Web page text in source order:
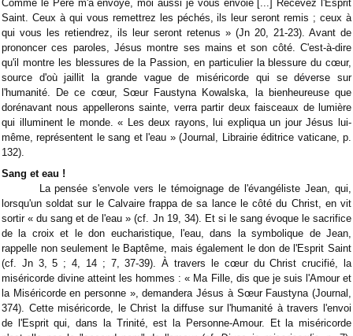
Comme le Père m'a envoyé, moi aussi je vous envoie [...] Recevez l'Esprit
Saint. Ceux à qui vous remettrez les péchés, ils leur seront remis ; ceux à
qui vous les retiendrez, ils leur seront retenus » (Jn 20, 21-23). Avant de
prononcer ces paroles, Jésus montre ses mains et son côté. C'est-à-dire
qu'il montre les blessures de la Passion, en particulier la blessure du cœur,
source d'où jaillit la grande vague de miséricorde qui se déverse sur
l'humanité. De ce cœur, Sœur Faustyna Kowalska, la bienheureuse que
dorénavant nous appellerons sainte, verra partir deux faisceaux de lumière
qui illuminent le monde. « Les deux rayons, lui expliqua un jour Jésus lui-
même, représentent le sang et l'eau » (Journal, Librairie éditrice vaticane, p.
132).
Sang et eau !
La pensée s'envole vers le témoignage de l'évangéliste Jean, qui,
lorsqu'un soldat sur le Calvaire frappa de sa lance le côté du Christ, en vit
sortir « du sang et de l'eau » (cf. Jn 19, 34). Et si le sang évoque le sacrifice
de la croix et le don eucharistique, l'eau, dans la symbolique de Jean,
rappelle non seulement le Baptême, mais également le don de l'Esprit Saint
(cf. Jn 3, 5 ; 4, 14 ; 7, 37-39). À travers le cœur du Christ crucifié, la
miséricorde divine atteint les hommes : « Ma Fille, dis que je suis l'Amour et
la Miséricorde en personne », demandera Jésus à Sœur Faustyna (Journal,
374). Cette miséricorde, le Christ la diffuse sur l'humanité à travers l'envoi
de l'Esprit qui, dans la Trinité, est la Personne-Amour. Et la miséricorde